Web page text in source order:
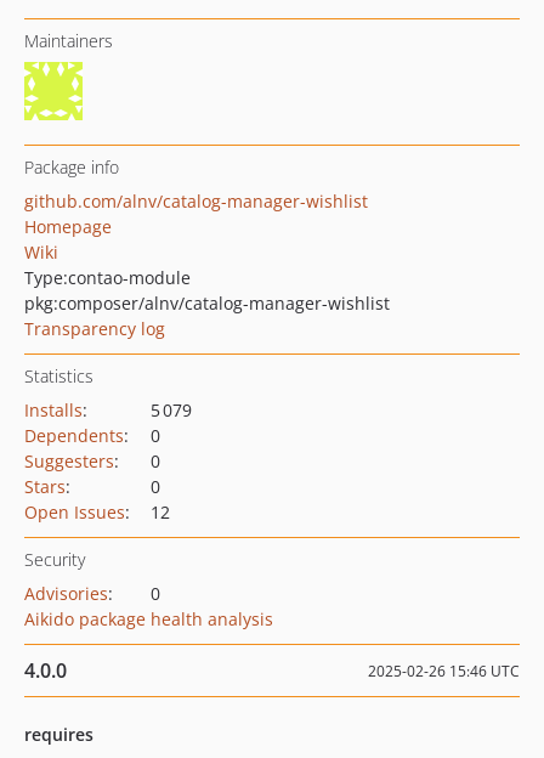
Maintainers
Package info
github.com/alnv/catalog-manager-wishlist
Homepage
Wiki
Type:contao-module
pkg:composer/alnv/catalog-manager-wishlist
Transparency log
Statistics
Installs:
5 079
Dependents:
0
Suggesters:
0
Stars:
0
Open Issues: 12
Security
Advisories:
0
Aikido package health analysis
4.0.0 2025-02-26 15:46 UTC
requires